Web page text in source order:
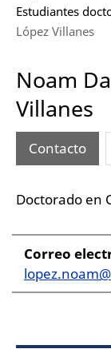
Estudiantes
López Villanes
Noam
Villanes
Contacto
Doctorado en
Correo